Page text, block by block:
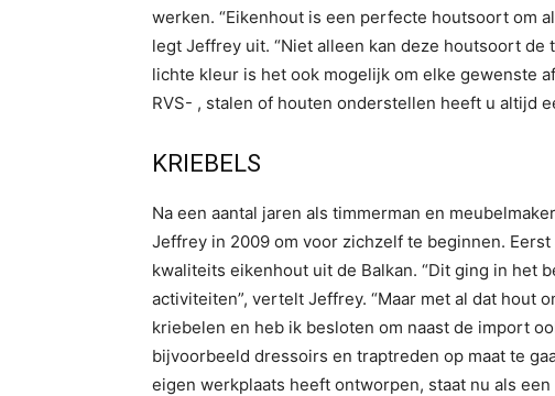
werken. “Eikenhout is een perfecte houtsoort om
legt Jeffrey uit. “Niet alleen kan deze houtsoort
lichte kleur is het ook mogelijk om elke gewenste
RVS- , stalen of houten onderstellen heeft u altijd
KRIEBELS
Na een aantal jaren als timmerman en
Jeffrey in 2009 om voor zichzelf te beginnen.
kwaliteits eikenhout uit de Balkan. “Dit ging in het
activiteiten”, vertelt Jeffrey. “Maar met al dat hout
kriebelen en heb ik besloten om naast de import
bijvoorbeeld dressoirs en traptreden op maat te
eigen werkplaats heeft ontworpen, staat nu als